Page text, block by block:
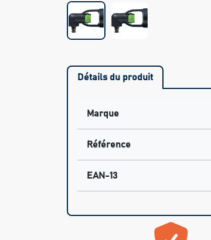
Détails du produit
Marque
Référence
EAN-13